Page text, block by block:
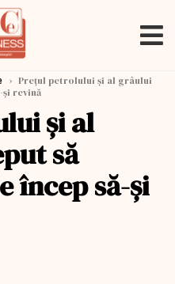
› Preţul petrolului şi al grâului
şi revină
şi al
să
încep să-şi